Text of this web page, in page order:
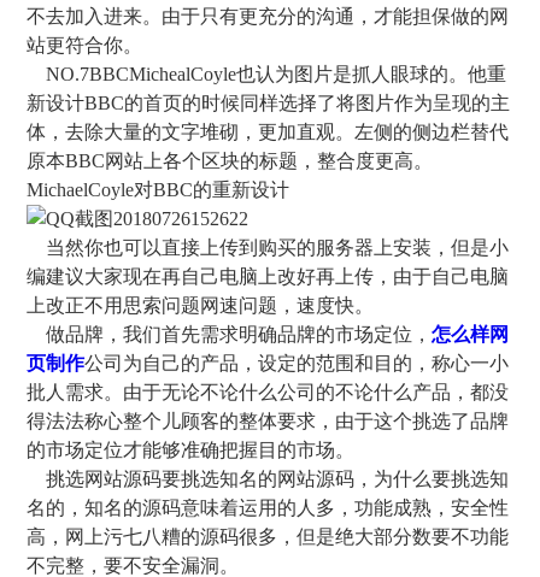
不去加入进来。由于只有更充分的沟通，才能担保做的网
站更符合你。
NO.7BBCMichealCoyle也认为图片是抓人眼球的。他重
新设计BBC的首页的时候同样选择了将图片作为呈现的主
体，去除大量的文字堆砌，更加直观。左侧的侧边栏替代
原本BBC网站上各个区块的标题，整合度更高。
MichaelCoyle对BBC的重新设计
当然你也可以直接上传到购买的服务器上安装，但是小
编建议大家现在再自己电脑上改好再上传，由于自己电脑
上改正不用思索问题网速问题，速度快。
做品牌，我们首先需求明确品牌的市场定位，怎么样网
页制作公司为自己的产品，设定的范围和目的，称心一小
批人需求。由于无论不论什么公司的不论什么产品，都没
得法法称心整个儿顾客的整体要求，由于这个挑选了品牌
的市场定位才能够准确把握目的市场。
挑选网站源码要挑选知名的网站源码，为什么要挑选知
名的，知名的源码意味着运用的人多，功能成熟，安全性
高，网上污七八糟的源码很多，但是绝大部分数要不功能
不完整，要不安全漏洞。